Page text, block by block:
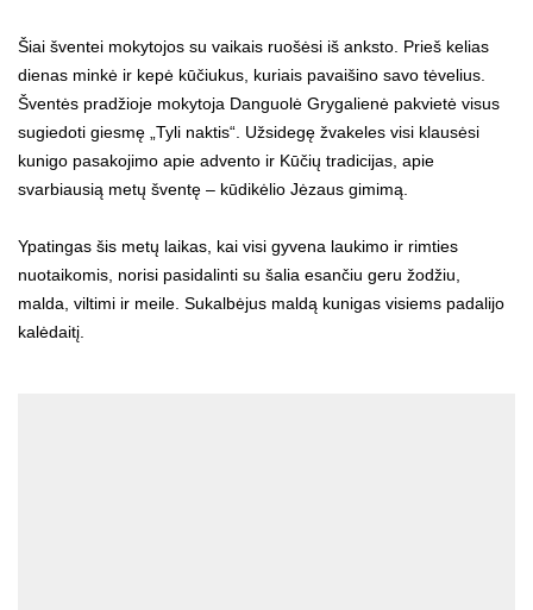
Šiai šventei mokytojos su vaikais ruošėsi iš anksto. Prieš kelias
dienas minkė ir kepė kūčiukus, kuriais pavaišino savo tėvelius.
Šventės pradžioje mokytoja Danguolė Grygalienė pakvietė visus
sugiedoti giesmę „Tyli naktis“. Užsidegę žvakeles visi klausėsi
kunigo pasakojimo apie advento ir Kūčių tradicijas, apie
svarbiausią metų šventę – kūdikėlio Jėzaus gimimą.
Ypatingas šis metų laikas, kai visi gyvena laukimo ir rimties
nuotaikomis, norisi pasidalinti su šalia esančiu geru žodžiu,
malda, viltimi ir meile. Sukalbėjus maldą kunigas visiems padalijo
kalėdaitį.